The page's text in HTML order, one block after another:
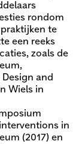
rondom
te
een reeks
zoals de
and
Wiels in
in
(2017) en